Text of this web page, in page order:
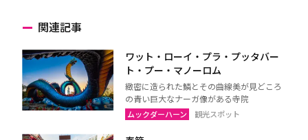
関連記事
ワット・ローイ・プラ・プッタバー
ト・プー・マノーロム
緻密に造られた鱗とその曲線美が見どころ
の青い巨大なナーガ像がある寺院
ムックダーハーン 観光スポット